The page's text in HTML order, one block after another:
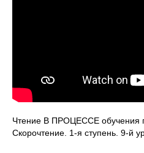
Чтение В ПРОЦЕССЕ обучения
Скорочтение. 1-я ступень. 9-й